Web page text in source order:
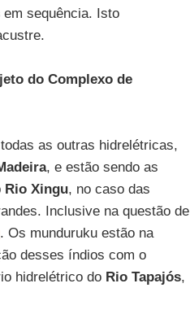
em sequência. Isto
do Complexo de
as outras hidrelétricas,
, e estão sendo as
Rio Xingu, no caso das
Inclusive na questão de
. Os munduruku estão na
desses índios com o
hidrelétrico do Rio Tapajós,